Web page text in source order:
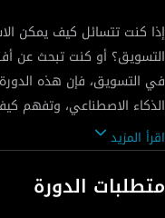
إذا كنت تتسائل كيف يمكن
التسويق؟ أو كنت تبحث عن
في التسويق، فإن هذه
الذكاء الاصطناعي، وتفهم
حيث سنستعرض الأدوات
الرقميون اليوم، بدءًا من
اقرأ المزيد
متطلبات الدورة